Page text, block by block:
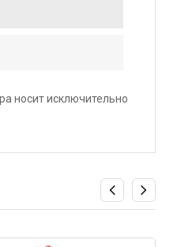
носит исключительно